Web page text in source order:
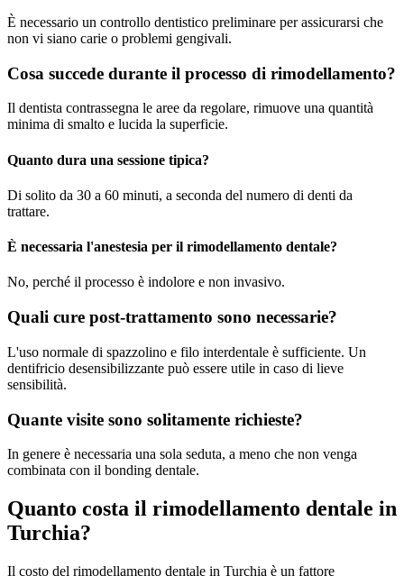
È necessario un controllo dentistico preliminare per assicurarsi che
non vi siano carie o problemi gengivali.
Cosa succede durante il processo di rimodellamento?
Il dentista contrassegna le aree da regolare, rimuove una quantità
minima di smalto e lucida la superficie.
Quanto dura una sessione tipica?
Di solito da 30 a 60 minuti, a seconda del numero di denti da
trattare.
È necessaria l'anestesia per il rimodellamento dentale?
No, perché il processo è indolore e non invasivo.
Quali cure post-trattamento sono necessarie?
L'uso normale di spazzolino e filo interdentale è sufficiente. Un
dentifricio desensibilizzante può essere utile in caso di lieve
sensibilità.
Quante visite sono solitamente richieste?
In genere è necessaria una sola seduta, a meno che non venga
combinata con il bonding dentale.
Quanto costa il rimodellamento dentale in
Turchia?
Il costo del rimodellamento dentale in Turchia è un fattore